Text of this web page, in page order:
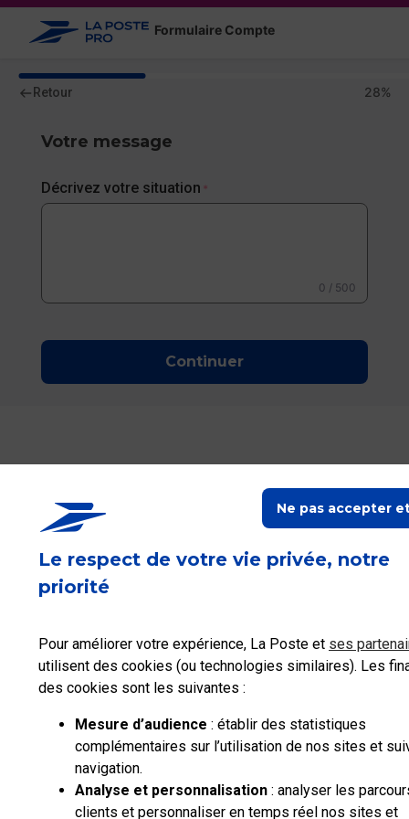
Le respect de votre vie privée, notre
priorité
Pour améliorer votre expérience, La Poste et ses
utilisent des cookies (ou technologies similaires). Les
des cookies sont les suivantes :
Mesure d’audience : établir des statistiques
complémentaires sur l’utilisation de nos sites et
navigation.
Analyse et personnalisation : analyser les
clients et personnaliser en temps réel nos sites et
Ne pas accepter
Formulaire Compte
28%
28%
Votre message
Décrivez votre situation *
0 / 500
500
Continuer
Professionnels
Collectivités
Groupe
recrute
en
ligne
du
site
Accessibilité
:partiellement
conforme |
Conditions
contractuelles
|